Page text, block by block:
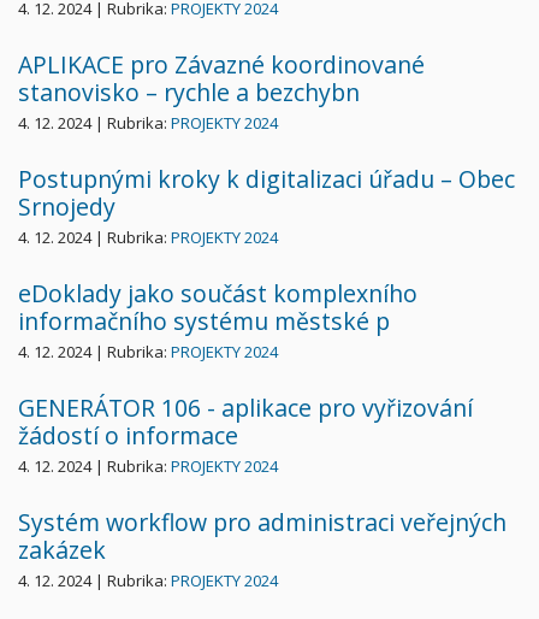
4. 12. 2024 | Rubrika: PROJEKTY 2024
APLIKACE pro Závazné koordinované
stanovisko – rychle a bezchybn
4. 12. 2024 | Rubrika: PROJEKTY 2024
Postupnými kroky k digitalizaci úřadu – Obec
Srnojedy
4. 12. 2024 | Rubrika: PROJEKTY 2024
eDoklady jako součást komplexního
informačního systému městské p
4. 12. 2024 | Rubrika: PROJEKTY 2024
GENERÁTOR 106 - aplikace pro vyřizování
žádostí o informace
4. 12. 2024 | Rubrika: PROJEKTY 2024
Systém workflow pro administraci veřejných
zakázek
4. 12. 2024 | Rubrika: PROJEKTY 2024